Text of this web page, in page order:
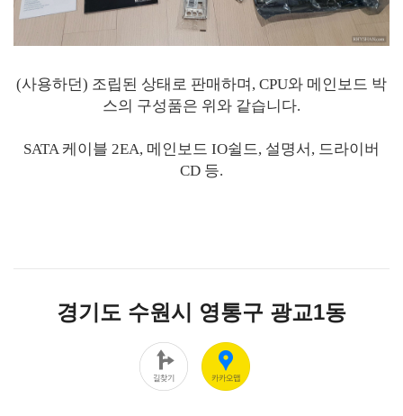
(사용하던) 조립된 상태로 판매하며, CPU와 메인보드 박
스의 구성품은 위와 같습니다.
SATA 케이블 2EA, 메인보드 IO쉴드, 설명서, 드라이버
CD 등.